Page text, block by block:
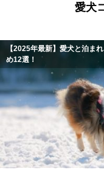
愛犬
【2025年最新】愛犬と泊ま
め12選！